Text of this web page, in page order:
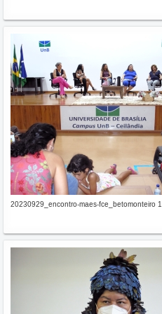
20230929_encontro-maes-fce_betomonteiro 1